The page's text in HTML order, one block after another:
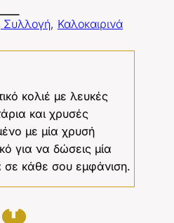
Συλλογή, Καλοκαιρινά
κολιέ με λευκές
και χρυσές
με μία χρυσή
για να δώσεις μία
σε κάθε σου εμφάνιση.